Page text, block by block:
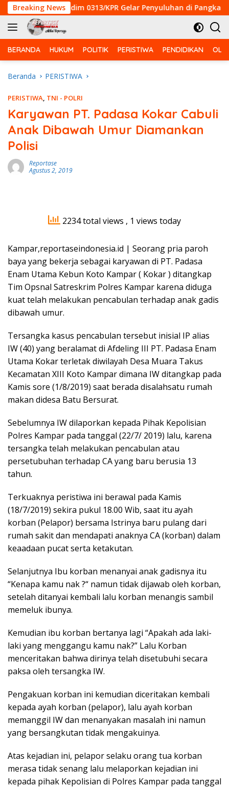
Langsung
ke
konten
Breaking News
129 Kodim 0313/KPR Gelar Penyuluhan di Pangkalan Terap
BERANDA HUKUM POLITIK PERISTIWA PENDIDIKAN
Beranda PERISTIWA
PERISTIWA, TNI - POLRI
Karyawan PT. Padasa Kokar Cabuli
Anak Dibawah Umur Diamankan
Polisi
Reportase
Agustus 2, 2019
2234 total views , 1 views today
Kampar,reportaseindonesia.id | Seorang pria paroh
baya yang bekerja sebagai karyawan di PT. Padasa
Enam Utama Kebun Koto Kampar ( Kokar ) ditangkap
Tim Opsnal Satreskrim Polres Kampar karena diduga
kuat telah melakukan pencabulan terhadap anak gadis
dibawah umur.
Tersangka kasus pencabulan tersebut inisial IP alias
IW (40) yang beralamat di Afdeling III PT. Padasa Enam
Utama Kokar terletak diwilayah Desa Muara Takus
Kecamatan XIII Koto Kampar dimana IW ditangkap pada
Kamis sore (1/8/2019) saat berada disalahsatu rumah
makan didesa Batu Bersurat.
Sebelumnya IW dilaporkan kepada Pihak Kepolisian
Polres Kampar pada tanggal (22/7/ 2019) lalu, karena
tersangka telah melakukan pencabulan atau
persetubuhan terhadap CA yang baru berusia 13
tahun.
Terkuaknya peristiwa ini berawal pada Kamis
(18/7/2019) sekira pukul 18.00 Wib, saat itu ayah
korban (Pelapor) bersama Istrinya baru pulang dari
rumah sakit dan mendapati anaknya CA (korban) dalam
keaadaan pucat serta ketakutan.
Selanjutnya Ibu korban menanyai anak gadisnya itu
“Kenapa kamu nak ?“ namun tidak dijawab oleh korban,
setelah ditanyai kembali lalu korban menangis sambil
memeluk ibunya.
Kemudian ibu korban bertanya lagi “Apakah ada laki-
laki yang menggangu kamu nak?” Lalu Korban
menceritakan bahwa dirinya telah disetubuhi secara
paksa oleh tersangka IW.
Pengakuan korban ini kemudian diceritakan kembali
kepada ayah korban (pelapor), lalu ayah korban
memanggil IW dan menanyakan masalah ini namun
yang bersangkutan tidak mengakuinya.
Atas kejadian ini, pelapor selaku orang tua korban
merasa tidak senang lalu melaporkan kejadian ini
kepada pihak Kepolisian di Polres Kampar pada tanggal